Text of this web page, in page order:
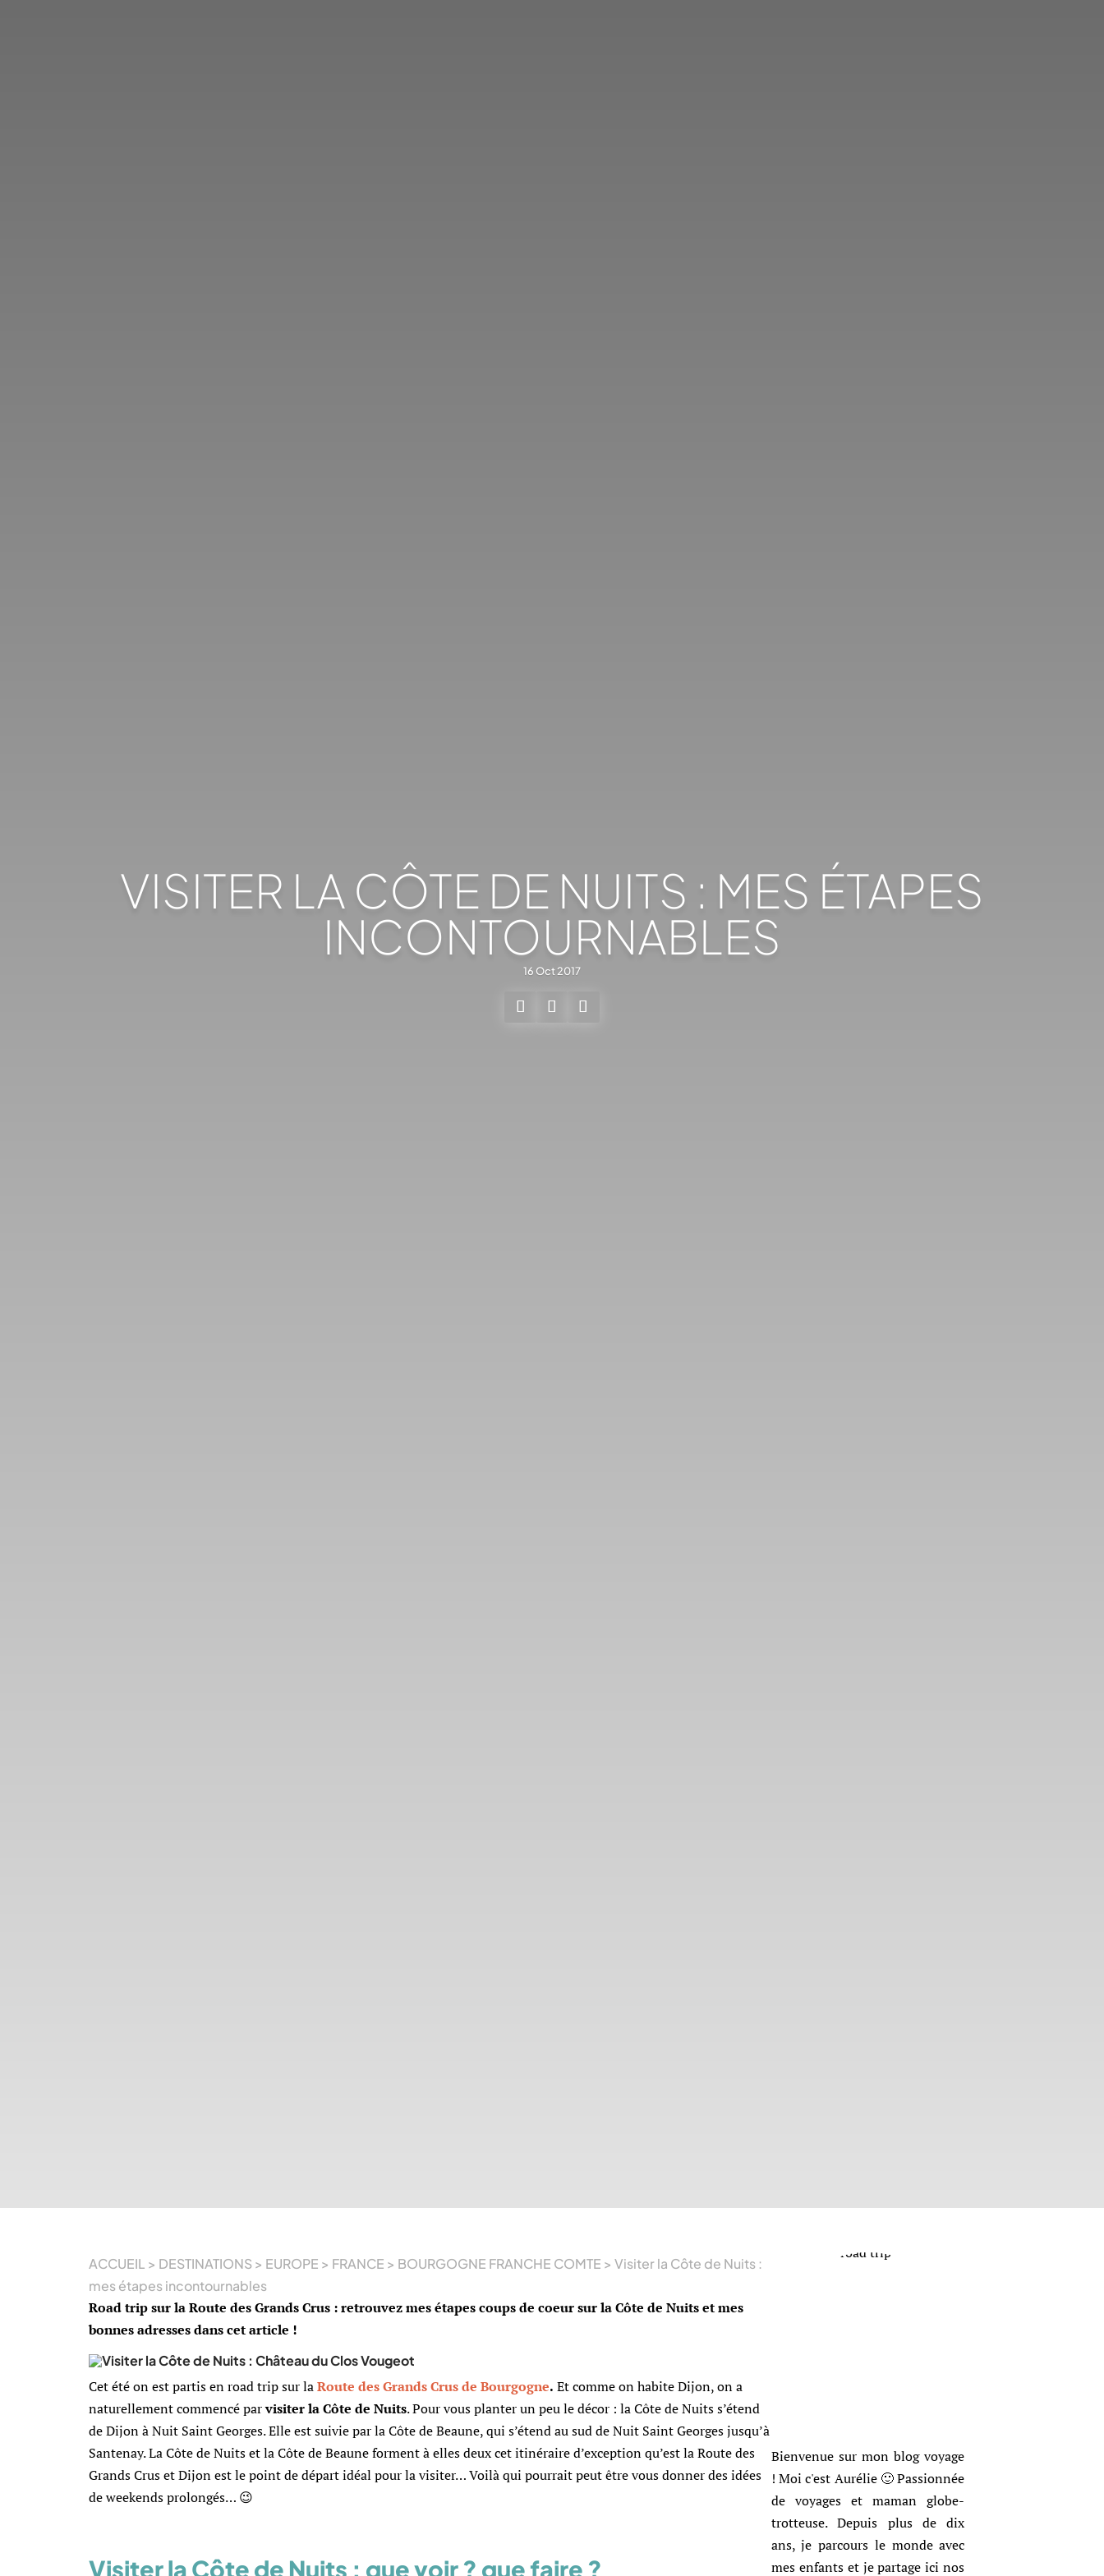
VISITER LA CÔTE DE NUITS : MES ÉTAPES
INCONTOURNABLES
16 Oct 2017
ACCUEIL > DESTINATIONS> EUROPE > FRANCE > BOURGOGNE FRANCHE COMTE > Visiter la Côte de Nuits :
mes étapes incontournables
Road trip sur la Route des Grands Crus : retrouvez mes étapes coups de coeur sur la Côte de Nuits et mes
bonnes adresses dans cet article !
Cet été on est partis en road trip sur laRoute des Grands Crus de Bourgogne. Et comme on habite Dijon, on a
naturellement commencé parvisiter la Côte de Nuits. Pour vous planter un peu le décor : la Côte de Nuits s’étend
de Dijon à Nuit Saint Georges. Elle est suivie par la Côte de Beaune, qui s’étend au sud de Nuit Saint Georges jusqu’à
Santenay. La Côte de Nuits et la Côte de Beaune forment à elles deux cet itinéraire d’exception qu’est la Route des
Grands Crus et Dijon est le point de départ idéal pour la visiter… Voilà qui pourrait peut être vous donner des idées
de weekends prolongés… 😉
Visiter la Côte de Nuits : que voir ? que faire ?
Bienvenue sur mon blog voyage
! Moi c'est Aurélie 🙂 Passionnée
de voyages et maman globe-
trotteuse. Depuis plus de dix
ans, je parcours le monde avec
mes enfants et je partage ici nos